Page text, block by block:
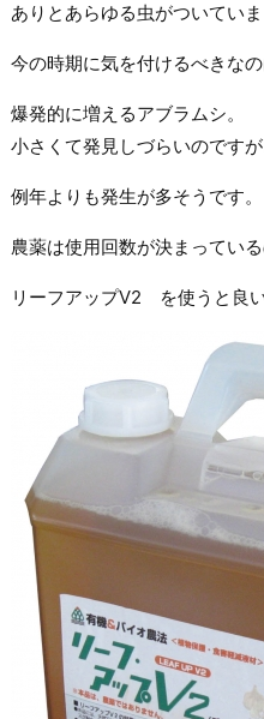
ありとあらゆる虫がついてい
今の時期に気を付けるべきな
爆発的に増えるアブラムシ。
小さくて発見しづらいのです
例年よりも発生が多そうです。
農薬は使用回数が決まってい
リーフアップV2 を使うと良